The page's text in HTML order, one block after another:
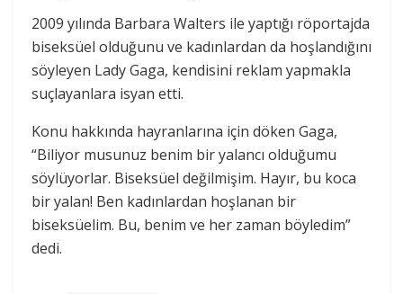
2009 yılında Barbara Walters ile yaptığı röportajda
biseksüel olduğunu ve kadınlardan da hoşlandığını
söyleyen Lady Gaga, kendisini reklam yapmakla
suçlayanlara isyan etti.
Konu hakkında hayranlarına için döken Gaga,
“Biliyor musunuz benim bir yalancı olduğumu
söylüyorlar. Biseksüel değilmişim. Hayır, bu koca
bir yalan! Ben kadınlardan hoşlanan bir
biseksüelim. Bu, benim ve her zaman böyledim”
dedi.